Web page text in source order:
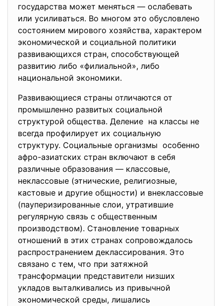
государства может меняться — ослабевать
или усиливаться. Во многом это обусловлено
состоянием мирового хозяйства, характером
экономической и социальной политики
развивающихся стран, способствующей
развитию либо «филиальной», либо
национальной экономики.
Развивающиеся страны отличаются от
промышленно развитых социальной
структурой общества. Деление на классы не
всегда профилирует их социальную
структуру. Социальные организмы особенно
афро-азиатских стран включают в себя
различные образования — классовые,
неклассовые (этнические, религиозные,
кастовые и другие общности) и внеклассовые
(пауперизированные слои, утратившие
регулярную связь с общественным
производством). Становление товарных
отношений в этих странах сопровождалось
распространением деклассирования. Это
связано с тем, что при затяжной
трансформации представители низших
укладов выталкивались из привычной
экономической среды, лишались